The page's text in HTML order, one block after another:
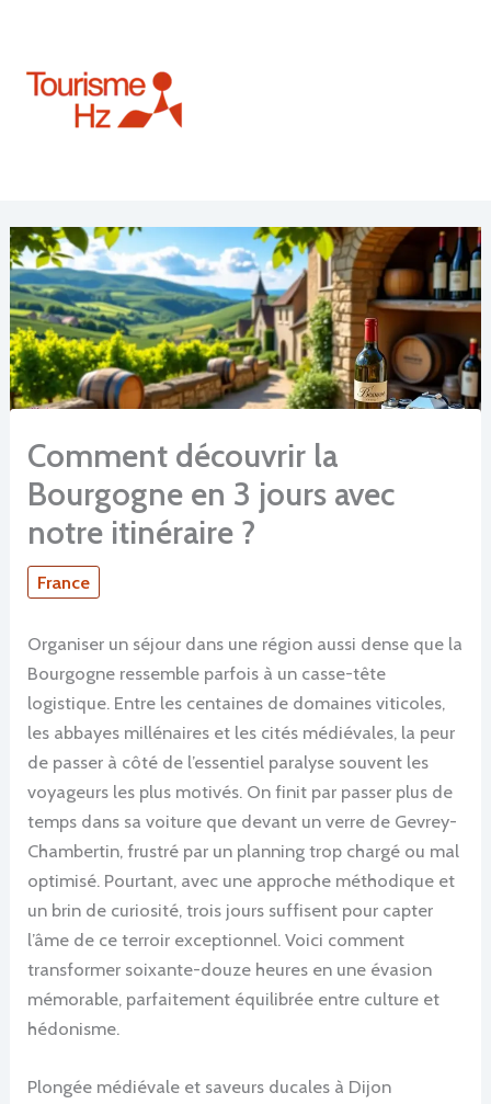
contenu
Comment découvrir la
Bourgogne en 3 jours avec
notre itinéraire ?
France
Organiser un séjour dans une région aussi dense que la
Bourgogne ressemble parfois à un casse-tête
logistique. Entre les centaines de domaines viticoles,
les abbayes millénaires et les cités médiévales, la peur
de passer à côté de l’essentiel paralyse souvent les
voyageurs les plus motivés. On finit par passer plus de
temps dans sa voiture que devant un verre de Gevrey-
Chambertin, frustré par un planning trop chargé ou mal
optimisé. Pourtant, avec une approche méthodique et
un brin de curiosité, trois jours suffisent pour capter
l’âme de ce terroir exceptionnel. Voici comment
transformer soixante-douze heures en une évasion
mémorable, parfaitement équilibrée entre culture et
hédonisme.
Plongée médiévale et saveurs ducales à Dijon